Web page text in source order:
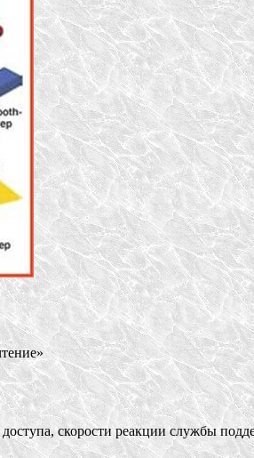
скорости реакции службы